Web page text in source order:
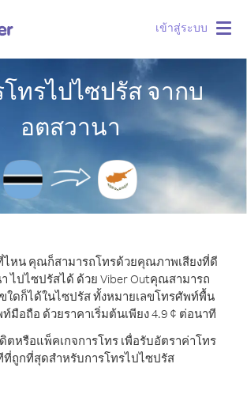
เข้าสู่ระบบ
ทรไปไซปรัส จากบ
อตสวานา
หน คุณก็สามารถโทรด้วยคุณภาพเสียงที่ดี
ไปไซปรัสได้ ด้วย Viber Outคุณสามารถ
ใดก็ได้ในไซปรัส ทั้งหมายเลขโทรศัพท์พื้น
มือถือ ด้วยราคาเริ่มต้นเพียง 4.9 ¢ ต่อนาที
ตหรือแพ็คเกจการโทร เพื่อรับอัตราค่าโทร
ที่ถูกที่สุดสำหรับการโทรไปไซปรัส